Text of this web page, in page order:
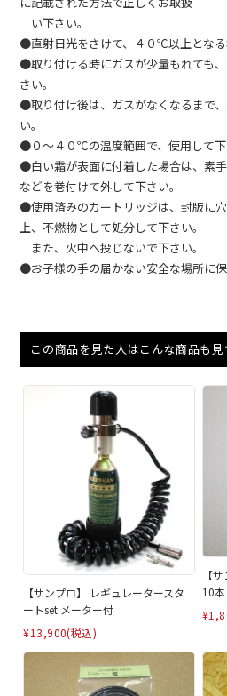
い下さい。
●直射日光をさけて、４０℃以上となる
●取り付ける時にガスが少量もれても
さい。
●取り付け後は、ガスがなくなるまで
い。
●０～４０℃の温度範囲で、使用して下
●白い霜が表面に付着した場合は、素
などを巻付けて外して下さい。
●使用済みのカートリッジは、封版に
上、不燃物として処分して下さい。
また、火中へ投じないで下さい。
●お子様の手の届かない安全な場所に保
この商品を見た人はこんな商品も
【サンプロ】 レギュレータースタ
ートset メーター付
¥13,900(税込)
【
10本